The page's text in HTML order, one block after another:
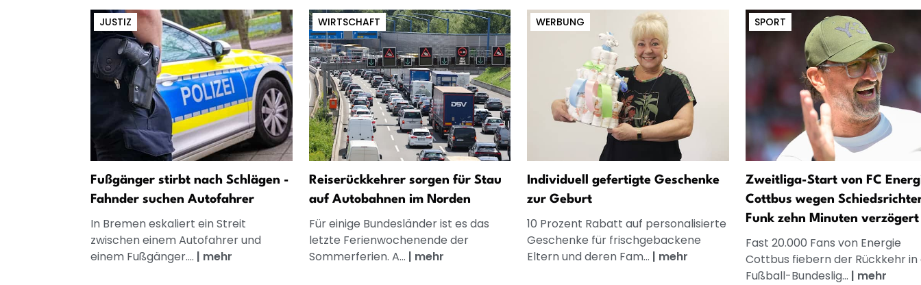
JUSTIZ
Fußgänger stirbt nach Schlägen -
Fahnder suchen Autofahrer
In Bremen eskaliert ein Streit
zwischen einem Autofahrer und
einem Fußgänger.... | mehr
WIRTSCHAFT
Reiserückkehrer sorgen für Stau
auf Autobahnen im Norden
Für einige Bundesländer ist es das
letzte Ferienwochenende der
Sommerferien. A... | mehr
WERBUNG
Individuell gefertigte Geschenke
zur Geburt
10 Prozent Rabatt auf personalisierte
Geschenke für frischgebackene
Eltern und deren Fam... | mehr
SPORT
Zweitliga-Start von FC
Cottbus wegen
Funk zehn Minuten verzögert
Fast 20.000 Fans von Energie
Cottbus fiebern der Rückkehr in
Fußball-Bundeslig... | mehr